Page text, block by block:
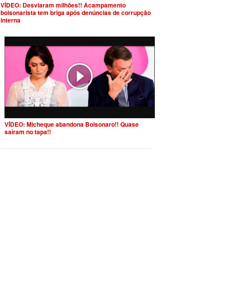
VÍDEO: Desviaram milhões!! Acampamento
bolsonarista tem briga após denúncias de corrupção
interna
VÍDEO: Micheque abandona Bolsonaro!! Quase
saíram no tapa!!